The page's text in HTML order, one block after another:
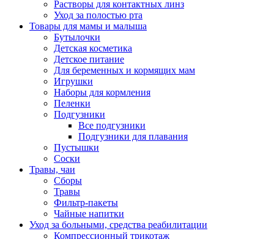
Растворы для контактных линз
Уход за полостью рта
Товары для мамы и малыша
Бутылочки
Детская косметика
Детское питание
Для беременных и кормящих мам
Игрушки
Наборы для кормления
Пеленки
Подгузники
Все подгузники
Подгузники для плавания
Пустышки
Соски
Травы, чаи
Сборы
Травы
Фильтр-пакеты
Чайные напитки
Уход за больными, средства реабилитации
Компрессионный трикотаж